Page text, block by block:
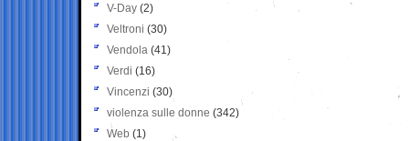
V-Day (2)
Veltroni (30)
Vendola (41)
Verdi (16)
Vincenzi (30)
violenza sulle donne (342)
Web (1)